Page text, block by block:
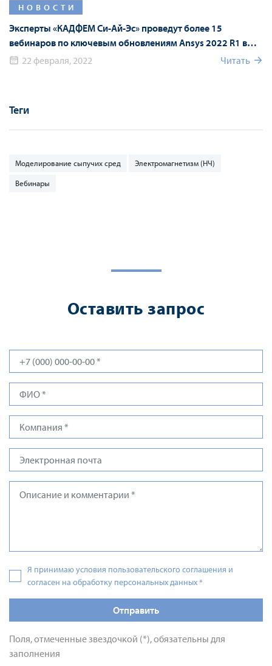
НОВОСТИ
Эксперты «КАДФЕМ Си-Ай-Эс» проведут более 15
вебинаров по ключевым обновлениям Ansys 2022 R1 в
рамках Форума Ansys
22 февраля, 2022 Читать
Теги
Моделирование сыпучих сред Электромагнетизм (НЧ)
Вебинары
Оставить запрос
Я принимаю условия пользовательского соглашения и
согласен на обработку персональных данных*
Отправить
Поля, отмеченные звездочкой (*), обязательны для
заполнения